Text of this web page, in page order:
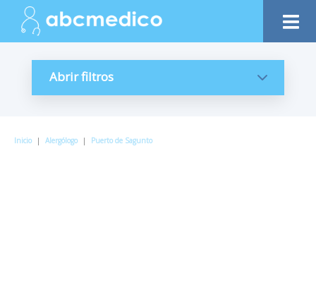
Abrir filtros
Inicio | Alergólogo | Puerto de Sagunto